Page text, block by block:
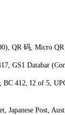
QR 码, Micro
GS1 Databar
BC 412, I2 of 5,
Japanese Post,